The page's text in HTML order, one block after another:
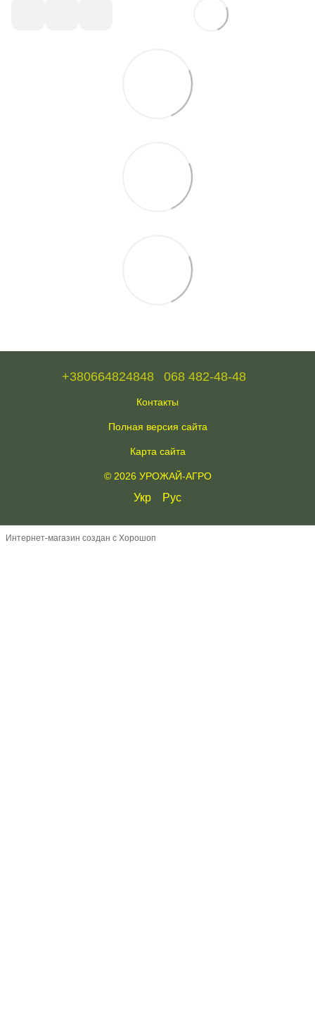
+380664824848 068 482-48-48
Контакты
Полная версия сайта
Карта сайта
© 2026 УРОЖАЙ-АГРО
Укр Рус
Интернет-магазин создан с Хорошоп